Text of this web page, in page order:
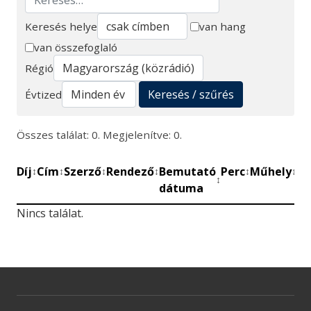
Keresés
Keresés helye
van hang
van összefoglaló
Régió
Évtized
Keresés / szűrés
Összes találat: 0. Megjelenítve: 0.
Díj↕Cím↕Szerző↕Rendező↕Bemutató
dátuma
↕
Perc↕Műhely↕
Nincs találat.